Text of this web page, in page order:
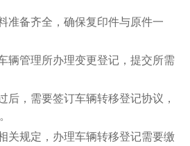
准备齐全，确保复印件与原件一
辆管理所办理变更登记，提交所需
后，需要签订车辆转移登记协议，
关规定，办理车辆转移登记需要缴